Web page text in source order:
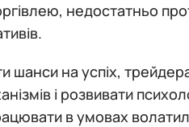
недостатньо
шанси на успіх,
і розвивати
в умовах